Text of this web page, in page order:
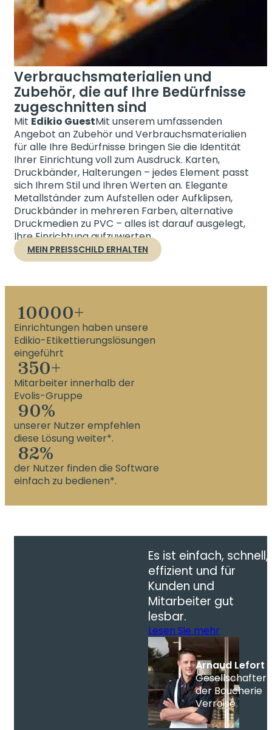
Verbrauchsmaterialien und
Zubehör, die auf Ihre Bedürfnisse
zugeschnitten sind
Mit Edikio GuestMit unserem umfassenden
Angebot an Zubehör und Verbrauchsmaterialien
für alle Ihre Bedürfnisse bringen Sie die Identität
Ihrer Einrichtung voll zum Ausdruck. Karten,
Druckbänder, Halterungen – jedes Element passt
sich Ihrem Stil und Ihren Werten an. Elegante
Metallständer zum Aufstellen oder Aufklipsen,
Druckbänder in mehreren Farben, alternative
Druckmedien zu PVC – alles ist darauf ausgelegt,
Ihre Einrichtung aufzuwerten.
MEIN PREISSCHILD ERHALTEN
10000+
Einrichtungen haben unsere
Edikio-Etikettierungslösungen
eingeführt
350+
Mitarbeiter innerhalb der
Evolis-Gruppe
90%
unserer Nutzer empfehlen
diese Lösung weiter*.
82%
der Nutzer finden die Software
einfach zu bedienen*.
Es ist einfach, schnell,
effizient und für
Kunden und
Mitarbeiter gut
lesbar.
Lesen Sie mehr
Arnaud Lefort
Gesellschafter
der Boucherie
Verroise